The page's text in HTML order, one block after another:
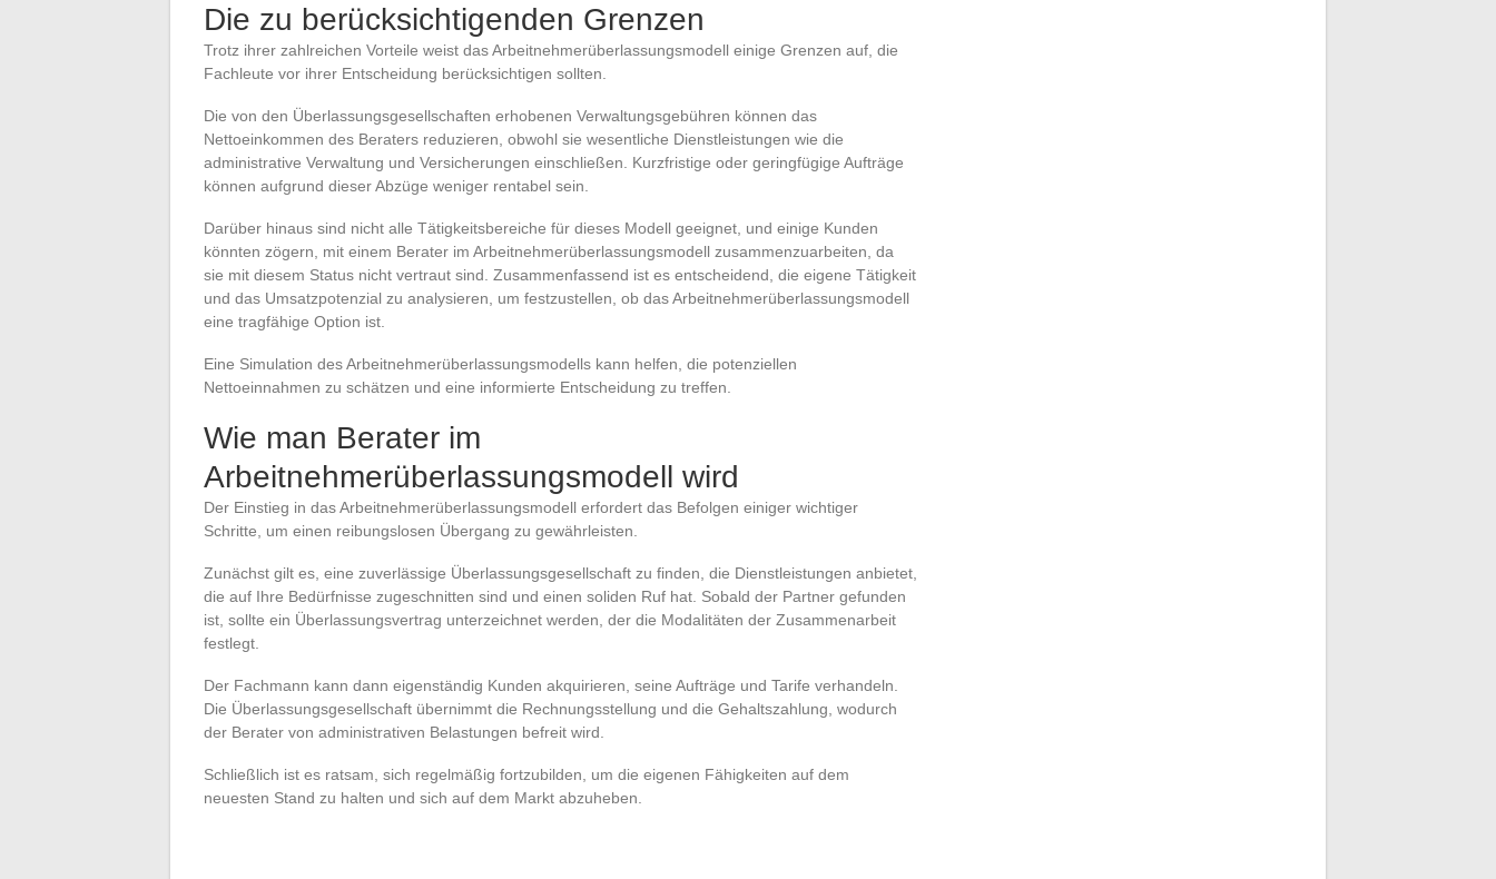
Die zu berücksichtigenden Grenzen
Trotz ihrer zahlreichen Vorteile weist das Arbeitnehmerüberlassungsmodell einige Grenzen auf, die
Fachleute vor ihrer Entscheidung berücksichtigen sollten.
Die von den Überlassungsgesellschaften erhobenen Verwaltungsgebühren können das
Nettoeinkommen des Beraters reduzieren, obwohl sie wesentliche Dienstleistungen wie die
administrative Verwaltung und Versicherungen einschließen. Kurzfristige oder geringfügige Aufträge
können aufgrund dieser Abzüge weniger rentabel sein.
Darüber hinaus sind nicht alle Tätigkeitsbereiche für dieses Modell geeignet, und einige Kunden
könnten zögern, mit einem Berater im Arbeitnehmerüberlassungsmodell zusammenzuarbeiten, da
sie mit diesem Status nicht vertraut sind. Zusammenfassend ist es entscheidend, die eigene Tätigkeit
und das Umsatzpotenzial zu analysieren, um festzustellen, ob das Arbeitnehmerüberlassungsmodell
eine tragfähige Option ist.
Eine Simulation des Arbeitnehmerüberlassungsmodells kann helfen, die potenziellen
Nettoeinnahmen zu schätzen und eine informierte Entscheidung zu treffen.
Wie man Berater im
Arbeitnehmerüberlassungsmodell wird
Der Einstieg in das Arbeitnehmerüberlassungsmodell erfordert das Befolgen einiger wichtiger
Schritte, um einen reibungslosen Übergang zu gewährleisten.
Zunächst gilt es, eine zuverlässige Überlassungsgesellschaft zu finden, die Dienstleistungen anbietet,
die auf Ihre Bedürfnisse zugeschnitten sind und einen soliden Ruf hat. Sobald der Partner gefunden
ist, sollte ein Überlassungsvertrag unterzeichnet werden, der die Modalitäten der Zusammenarbeit
festlegt.
Der Fachmann kann dann eigenständig Kunden akquirieren, seine Aufträge und Tarife verhandeln.
Die Überlassungsgesellschaft übernimmt die Rechnungsstellung und die Gehaltszahlung, wodurch
der Berater von administrativen Belastungen befreit wird.
Schließlich ist es ratsam, sich regelmäßig fortzubilden, um die eigenen Fähigkeiten auf dem
neuesten Stand zu halten und sich auf dem Markt abzuheben.